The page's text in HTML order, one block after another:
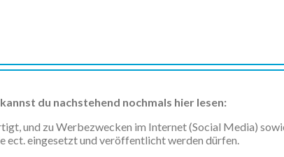
du nachstehend nochmals hier lesen:
und zu Werbezwecken im Internet (Social Media)
ect. eingesetzt und veröffentlicht werden dürfen.